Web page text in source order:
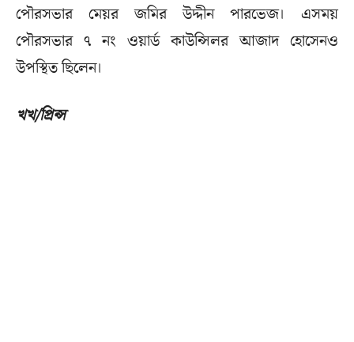
পৌরসভার মেয়র জমির উদ্দীন পারভেজ। এসময়
পৌরসভার ৭ নং ওয়ার্ড কাউন্সিলর আজাদ হোসেনও
উপস্থিত ছিলেন।
খখ/প্রিন্স